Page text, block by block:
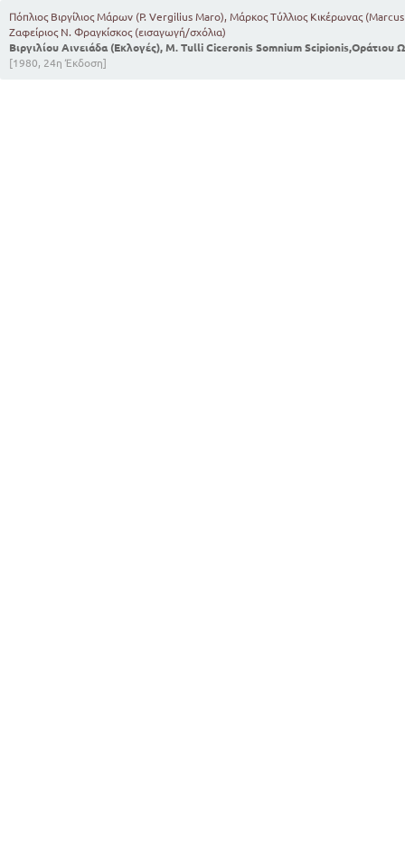
Πόπλιος Βιργίλιος Μάρων (P. Vergilius Maro), Μάρκος Τύλλιος Κικέρωνας
Ζαφείριος Ν. Φραγκίσκος (εισαγωγή/σχόλια)
Βιργιλίου Αινειάδα (Εκλογές), M. Tulli Ciceronis Somnium Scipionis,Οράτιου
[1980, 24η Έκδοση]